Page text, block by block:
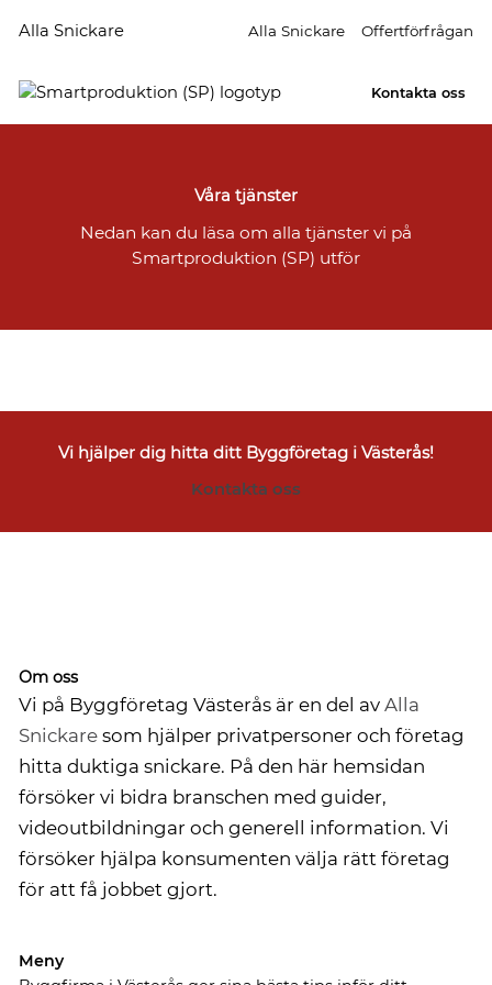
Alla Snickare Alla Snickare Offertförfrågan
Kontakta oss
Våra tjänster
Nedan kan du läsa om alla tjänster vi på
Smartproduktion (SP) utför
Vi hjälper dig hitta ditt Byggföretag i Västerås!
Kontakta oss
Om oss
Vi på Byggföretag Västerås är en del av Alla
Snickaresom hjälper privatpersoner och företag
hitta duktiga snickare. På den här hemsidan
försöker vi bidra branschen med guider,
videoutbildningar och generell information. Vi
försöker hjälpa konsumenten välja rätt företag
för att få jobbet gjort.
Meny